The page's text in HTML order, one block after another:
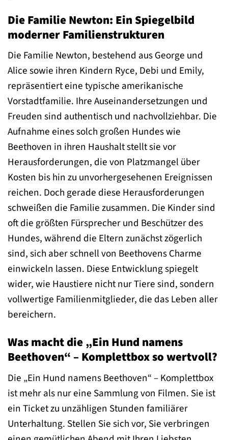
Die Familie Newton: Ein Spiegelbild
moderner Familienstrukturen
Die Familie Newton, bestehend aus George und
Alice sowie ihren Kindern Ryce, Debi und Emily,
repräsentiert eine typische amerikanische
Vorstadtfamilie. Ihre Auseinandersetzungen und
Freuden sind authentisch und nachvollziehbar. Die
Aufnahme eines solch großen Hundes wie
Beethoven in ihren Haushalt stellt sie vor
Herausforderungen, die von Platzmangel über
Kosten bis hin zu unvorhergesehenen Ereignissen
reichen. Doch gerade diese Herausforderungen
schweißen die Familie zusammen. Die Kinder sind
oft die größten Fürsprecher und Beschützer des
Hundes, während die Eltern zunächst zögerlich
sind, sich aber schnell von Beethovens Charme
einwickeln lassen. Diese Entwicklung spiegelt
wider, wie Haustiere nicht nur Tiere sind, sondern
vollwertige Familienmitglieder, die das Leben aller
bereichern.
Was macht die „Ein Hund namens
Beethoven“ – Komplettbox so wertvoll?
Die „Ein Hund namens Beethoven“ – Komplettbox
ist mehr als nur eine Sammlung von Filmen. Sie ist
ein Ticket zu unzähligen Stunden familiärer
Unterhaltung. Stellen Sie sich vor, Sie verbringen